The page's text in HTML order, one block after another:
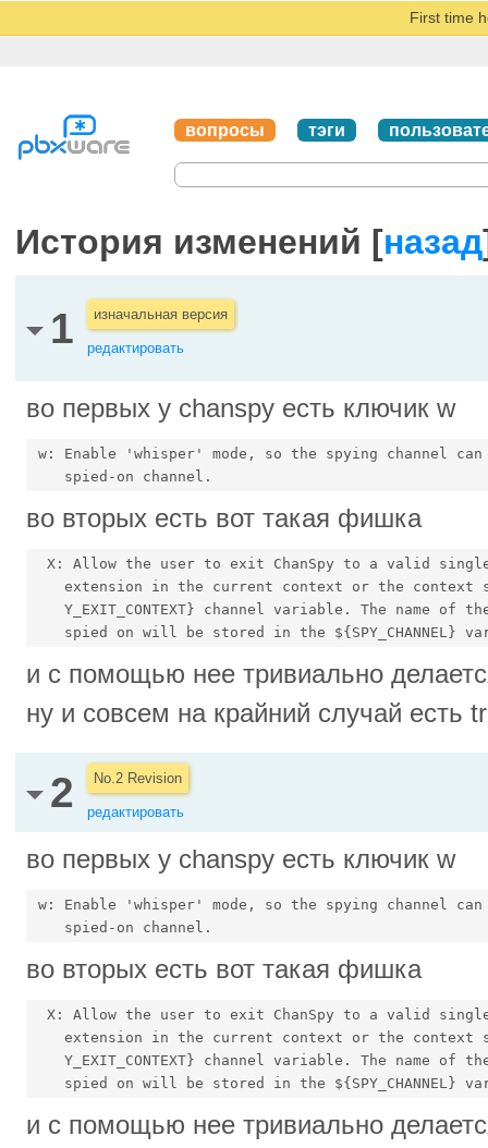
First time
вопросы тэги
История изменений [назад
1 изначальная версия
редактировать
во первых у chanspy есть ключик w
w: Enable 'whisper' mode, so the spying channel
во вторых есть вот такая фишка
X: Allow the user to exit ChanSpy to a valid
extension in the current context or the context
Y_EXIT_CONTEXT} channel variable. The name of
и с помощью нее тривиально
ну и совсем на крайний случай есть
2 No.2 Revision
редактировать
во первых у chanspy есть ключик w
w: Enable 'whisper' mode, so the spying channel
во вторых есть вот такая фишка
X: Allow the user to exit ChanSpy to a valid
extension in the current context or the context
Y_EXIT_CONTEXT} channel variable. The name of
и с помощью нее тривиально